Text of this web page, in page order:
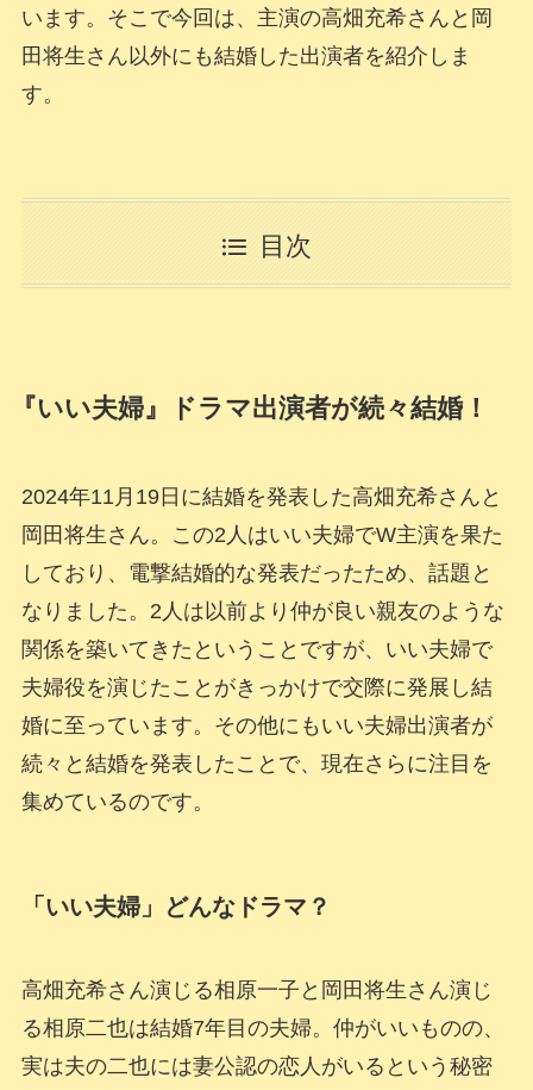
います。そこで今回は、主演の高畑充希さんと岡
田将生さん以外にも結婚した出演者を紹介しま
す。
目次
『いい夫婦』ドラマ出演者が続々結婚！
2024年11月19日に結婚を発表した高畑充希さんと
岡田将生さん。この2人はいい夫婦でW主演を果た
しており、電撃結婚的な発表だったため、話題と
なりました。2人は以前より仲が良い親友のような
関係を築いてきたということですが、いい夫婦で
夫婦役を演じたことがきっかけで交際に発展し結
婚に至っています。その他にもいい夫婦出演者が
続々と結婚を発表したことで、現在さらに注目を
集めているのです。
「いい夫婦」どんなドラマ？
高畑充希さん演じる相原一子と岡田将生さん演じ
る相原二也は結婚7年目の夫婦。仲がいいものの、
実は夫の二也には妻公認の恋人がいるという秘密